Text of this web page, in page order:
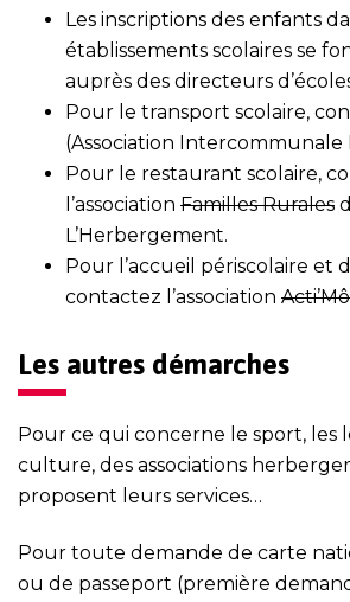
Les inscriptions des enfants
établissements scolaires se
auprès des directeurs
Pour le transport scolaire,
(Association Intercommunale
Pour le restaurant scolaire,
l’association Familles Rurales
L’Herbergement.
Pour l’accueil périscolaire et
contactez l’association
Les autres démarches
Pour ce qui concerne le sport, les
culture, des associations
proposent leurs services…
Pour toute demande de carte
ou de passeport (première